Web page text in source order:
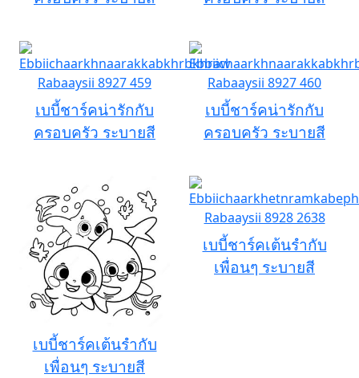
เบบี้ชาร์คน่ารักกับ
ครอบครัว ระบายสี
เบบี้ชาร์คน่ารักกับ
ครอบครัว ระบายสี
เบบี้ชาร์คเต้นรำกับ
เพื่อนๆ ระบายสี
เบบี้ชาร์คเต้นรำกับ
เพื่อนๆ ระบายสี